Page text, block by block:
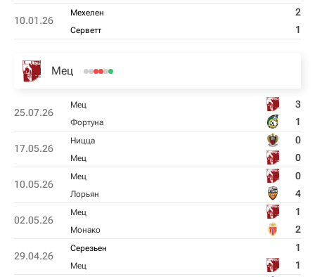
10.01.26
Мехелен 2
Серветт 1
Мец
25.07.26
Мец 3
Фортуна 1
17.05.26
Ницца 0
Мец 0
10.05.26
Мец 0
Лорьян 4
02.05.26
Мец 1
Монако 2
29.04.26
Серезьен 1
Мец 1